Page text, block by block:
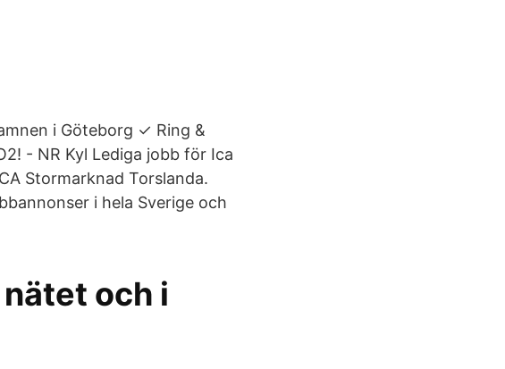
i Göteborg ✓ Ring &
- NR Kyl Lediga jobb för Ica
Stormarknad Torslanda.
i hela Sverige och
och i